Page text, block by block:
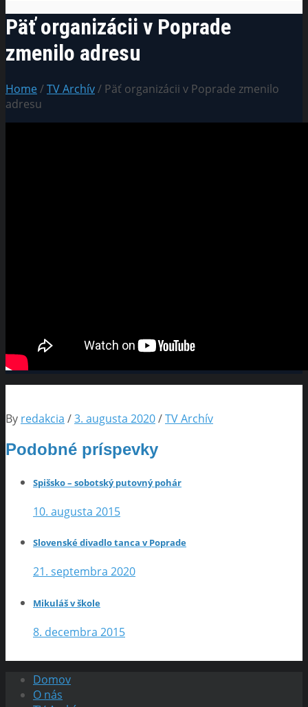
Päť organizácii v Poprade
zmenilo adresu
Home/TV Archív/ Päť organizácii v Poprade zmenilo
adresu
By redakcia /3. augusta 2020/TV Archív
Podobné príspevky
Spišsko – sobotský putovný pohár
10. augusta 2015
Slovenské divadlo tanca v Poprade
21. septembra 2020
Mikuláš v škole
8. decembra 2015
Domov
O nás